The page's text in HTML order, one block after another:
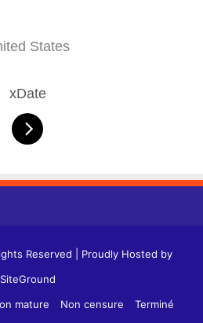
States
xDate
Reserved | Proudly Hosted by
SiteGround
mature Non censure Terminé